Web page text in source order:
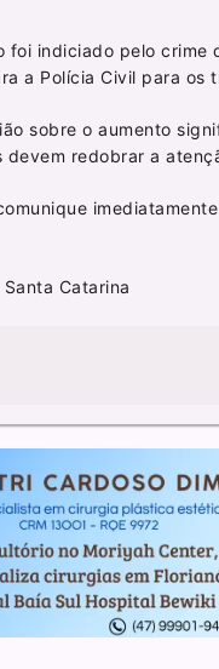
indiciado pelo
a Polícia Civil para os
sobre o aumento
redobrar a
Catarina